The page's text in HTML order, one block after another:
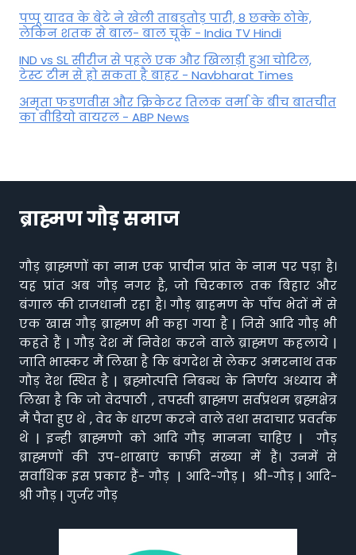
पप्पू यादव के बेटे ने खेली ताबड़तोड़ पारी, 8 छक्के ठोके,
लेकिन शतक से बाल- बाल चूके - India TV Hindi
IND vs SL सीरीज से पहले एक और खिलाड़ी हुआ चोटिल,
टेस्ट टीम से हो सकता है बाहर - Navbharat Times
अमृता फडणवीस और क्रिकेटर तिलक वर्मा के बीच बातचीत
का वीडियो वायरल - ABP News
ब्राह्मण गौड़ समाज
गौड़ ब्राह्मणों का नाम एक प्राचीन प्रांत के नाम पर पड़ा है।
यह प्रांत अब गौड़ नगर है, जो चिरकाल तक बिहार और
बंगाल की राजधानी रहा है। गौड़ ब्राहमण के पाँच भेदों में से
एक खास गौड़ ब्राह्मण भी कहा गया है | जिसे आदि गौड़ भी
कहते हैं | गौड़ देश में निवेश करने वाले ब्राह्मण कहलाये |
जाति भास्कर मैं लिखा है कि बंगदेश से लेकर अमरनाथ तक
गौड़ देश स्थित है | ब्रह्मोत्पत्ति निबन्ध के निर्णय अध्याय मैं
लिखा है कि जो वेदपाठी , तपस्वी ब्राह्मण सर्वप्रथम ब्रह्मक्षेत्र
मैं पैदा हुए थे , वेद के धारण करने वाले तथा सदाचार प्रवर्तक
थे | इन्ही ब्राह्मणो को आदि गौड़ मानना चाहिए | गौड़
ब्राह्मणों की उप-शाखाएं काफ़ी संख्या में हैं। उनमें से
सर्वाधिक इस प्रकार हैं- गौड़ | आदि-गौड़ | श्री-गौड़ | आदि-
श्री गौड़ | गुर्जर गौड़